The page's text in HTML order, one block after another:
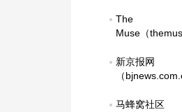
The
Muse（
新京报网
（
马蜂窝社区